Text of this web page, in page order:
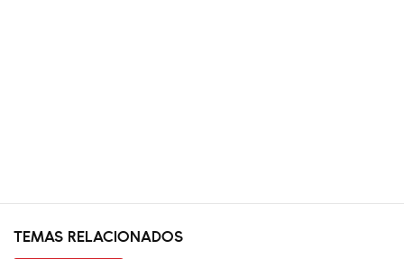
TEMAS RELACIONADOS